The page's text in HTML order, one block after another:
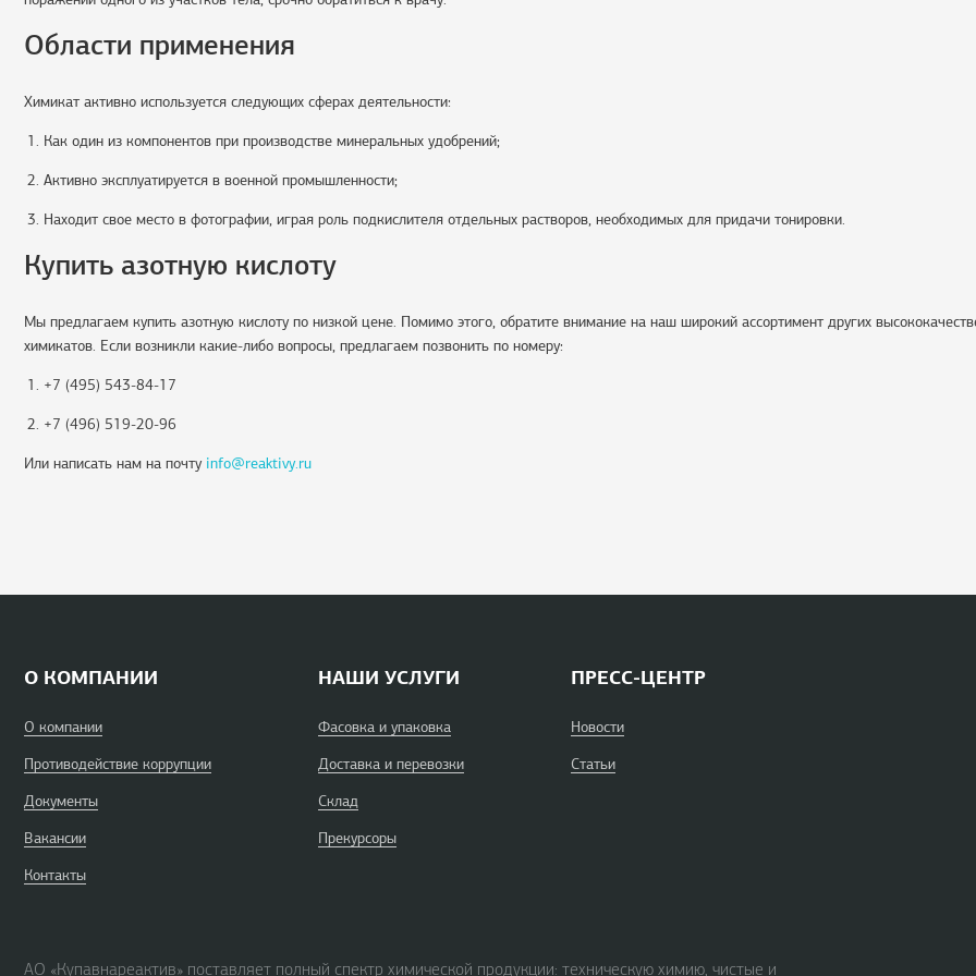
Области применения
Химикат активно используется следующих сферах деятельности:
Как один из компонентов при производстве минеральных удобрений;
Активно эксплуатируется в военной промышленности;
Находит свое место в фотографии, играя роль подкислителя отдельных растворов, необходимых для придачи тонировки.
Купить азотную кислоту
Мы предлагаем купить азотную кислоту по низкой цене. Помимо этого, обратите внимание на наш широкий ассортимент других
химикатов. Если возникли какие-либо вопросы, предлагаем позвонить по номеру:
+7 (495) 543-84-17
+7 (496) 519-20-96
Или написать нам на почту info@reaktivy.ru
О КОМПАНИИ
О компании
Противодействие коррупции
Документы
Вакансии
Контакты
НАШИ УСЛУГИ
Фасовка и упаковка
Доставка и перевозки
Склад
Прекурсоры
ПРЕСС-ЦЕНТР
Новости
Статьи
АО «Купавнареактив» поставляет полный спектр химической продукции: техническую химию, чистые и